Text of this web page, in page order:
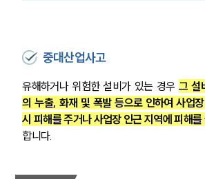
중대산업사고
유해하거나 위험한 설비가 있는 경우 그 설
의 누출, 화재 및 폭발 등으로 인하여 사업
시 피해를 주거나 사업장 인근 지역에 피해
합니다.